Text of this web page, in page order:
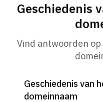
Geschiedenis
Vind antwoorden
Geschiedenis van
domeinnaam